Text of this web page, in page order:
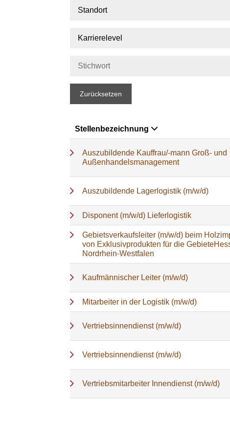
Standort
Karrierelevel
Zurücksetzen
Stellenbezeichnung
Auszubildende Kauffrau/-mann Groß- und
Außenhandelsmanagement
Auszubildende Lagerlogistik (m/w/d)
Disponent (m/w/d) Lieferlogistik
Gebietsverkaufsleiter (m/w/d) beim
von Exklusivprodukten für die
Nordrhein-Westfalen
Kaufmännischer Leiter (m/w/d)
Mitarbeiter in der Logistik (m/w/d)
Vertriebsinnendienst (m/w/d)
Vertriebsinnendienst (m/w/d)
Vertriebsmitarbeiter Innendienst (m/w/d)